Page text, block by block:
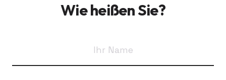
Wie heißen Sie?